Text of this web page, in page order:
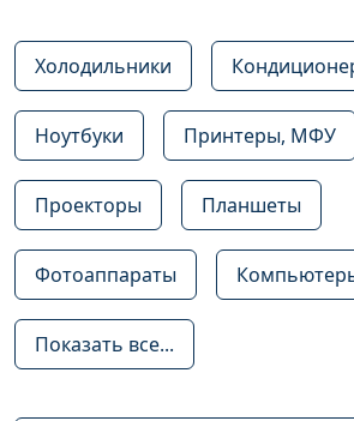
Холодильники
Ноутбуки Принтеры, МФУ
Проекторы Планшеты
Фотоаппараты
Показать все...